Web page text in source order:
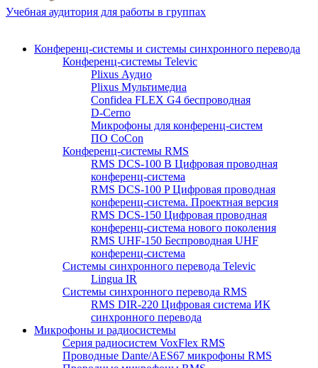
Учебная аудитория для работы в группах
Конференц-системы и системы синхронного перевода
Конференц-системы Televic
Plixus Аудио
Plixus Мультимедиа
Confidea FLEX G4 беспроводная
D-Cerno
Микрофоны для конференц-систем
ПО CoCon
Конференц-системы RMS
RMS DCS-100 B Цифровая проводная
конференц-система
RMS DCS-100 P Цифровая проводная
конференц-система. Проектная версия
RMS DCS-150 Цифровая проводная
конференц-система нового поколения
RMS UHF-150 Беспроводная UHF
конференц-система
Системы синхронного перевода Televic
Lingua IR
Системы синхронного перевода RMS
RMS DIR-220 Цифровая система ИК
синхронного перевода
Микрофоны и радиосистемы
Серия радиосистем VoxFlex RMS
Проводные Dante/AES67 микрофоны RMS